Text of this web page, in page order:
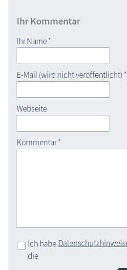
Ihr Kommentar
Ihr Name*
E-Mail (wird nicht veröffentlicht)*
Webseite
Kommentar*
Ich habe
die